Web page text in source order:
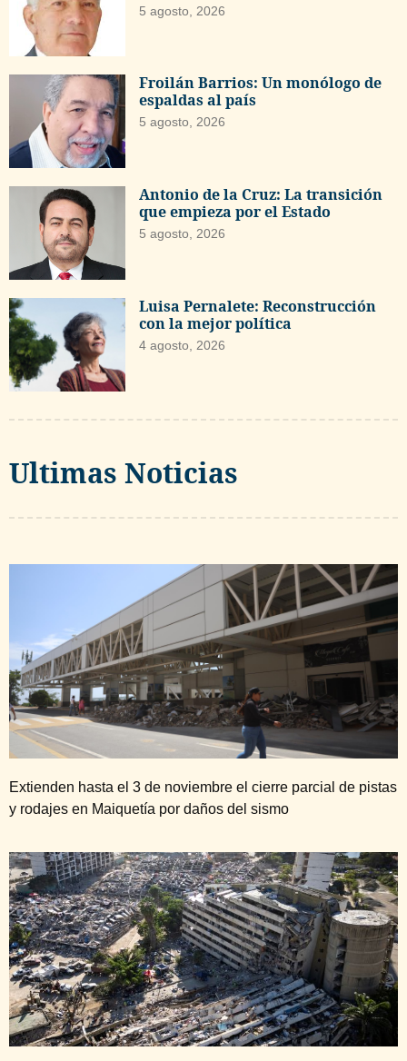
5 agosto, 2026
Froilán Barrios: Un monólogo de
espaldas al país
5 agosto, 2026
Antonio de la Cruz: La transición
que empieza por el Estado
5 agosto, 2026
Luisa Pernalete: Reconstrucción
con la mejor política
4 agosto, 2026
Ultimas Noticias
Extienden hasta el 3 de noviembre el cierre parcial de pistas
y rodajes en Maiquetía por daños del sismo